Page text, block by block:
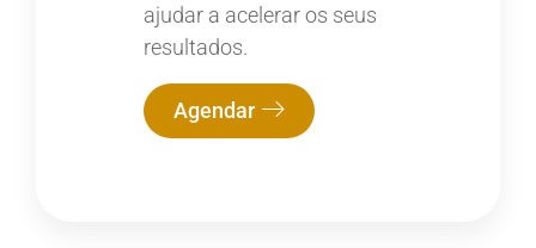
ajudar a acelerar os seus
resultados.
Agendar